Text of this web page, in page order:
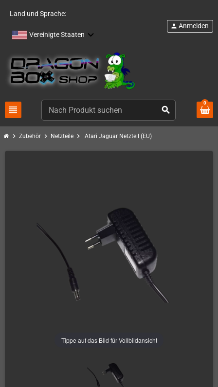
Land und Sprache:
Vereinigte Staaten
view_headline search
person Anmelden
0
chevron_right Zubehör chevron_right Netzteile chevron_right Atari Jaguar Netzteil (EU)
Tippe auf das Bild für Vollbildansicht